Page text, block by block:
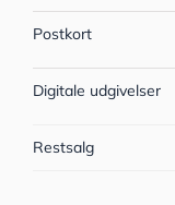
Postkort
Digitale udgivelser
Restsalg